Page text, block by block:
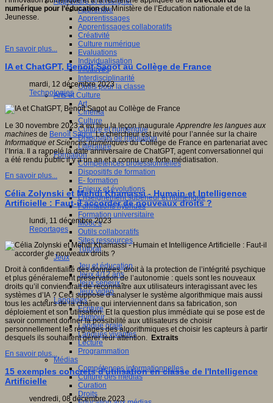
Apprendre
Apprentissages
Apprentissages collaboratifs
Créativité
Culture numérique
Evaluations
Individualisation
Initiatives
Interdisciplinarité
Outils pour la classe
Arts et Culture
Art
Cinéma
Culture
Culture et numérique
Dispositifs de médiation
Littérature
Formation
Compétences professionnelles
Dispositifs de formation
E- formation
Enjeux et évolutions
Enseignement supérieur et numérique
Formations hybrides
Formation universitaire
Mooc’s
Outils collaboratifs
Sites ressources
Tutorat
Jeux
Jeu et éducation
Jeux 4/12 ans
Jeux sérieux
Jeux vidéo
Langages
Ecriture
Humour
Langue orale
Langues vivantes
Lecture
Programmation
Médias
Compétences informationnelles
Culture des médias
Curation
Droits
numérique pour l’éducationdu Ministère de l’Education nationale et de la
Jeunesse.
En savoir plus...
IA et ChatGPT, Benoît Sagot au Collège de France
mardi, 12 décembre 2023
Technologies
Le 30 novembre 2023 a eu lieu la leçon inauguraleApprendre les langues aux
machines de Benoît Sagot. Le chercheur est invité pour l’année sur la chaire
Informatique et Sciences numériquesdu Collège de France en partenariat avec
l’Inria. Il a rappelé la date anniversaire de ChatGPT, agent conversationnel qui
a été rendu public il y a un an et a connu une forte médiatisation.
En savoir plus...
Célia Zolynski et Mehdi Khamassi - Humain et Intelligence
Artificielle : Faut-il accorder de nouveaux droits ?
lundi, 11 décembre 2023
Reportages
Droit à confidentialité des données, droit à la protection de l’intégrité psychique
et plus généralement préservation de l’autonomie : quels sont les nouveaux
droits qu’il conviendrait de reconnaître aux utilisateurs interagissant avec les
systèmes d’IA ? Ceci suppose d’analyser le système algorithmique mais aussi
tous les acteurs de la chaîne qui interviennent dans sa fabrication, son
déploiement et son utilisation. Et la question plus immédiate qui se pose est de
savoir comment donner la possibilité aux utilisateurs de choisir
personnellement les réglages des algorithmiques et choisir les capteurs à partir
desquels ils souhaitent gérer leur attention. Extraits
En savoir plus...
15 exemples concrets d'utilisation en classe de l'Intelligence
Artificielle
vendredi, 08 décembre 2023